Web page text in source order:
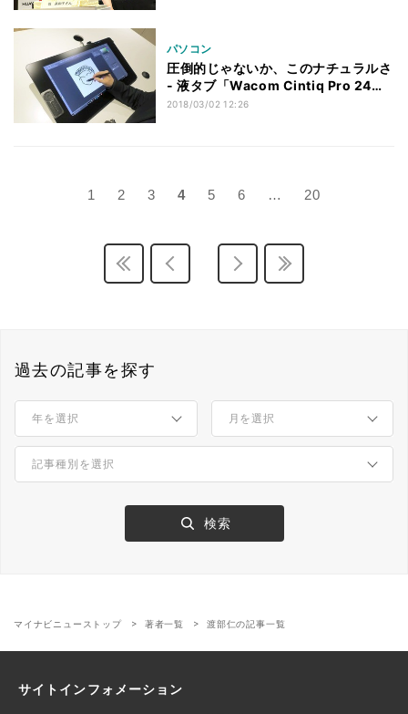
パソコン
圧倒的じゃないか、このナチュラルさ
- 液タブ「Wacom Cintiq Pro 24」
ハンズオン
2018/03/02 12:26
1 2 3 4 5 6 … 20
過去の記事を探す
マイナビニューストップ 著者一覧 渡部仁の記事一覧
サイトインフォメーション